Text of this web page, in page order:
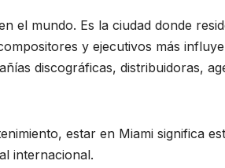
el mundo. Es la ciudad donde
y ejecutivos más
discográficas, distribuidoras,
estar en Miami significa
internacional.